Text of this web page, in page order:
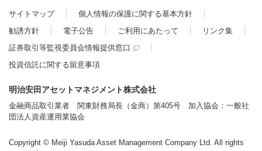
サイトマップ
個人情報の保護に関する基本方針
勧誘方針
電子公告 ご利用にあたって
リンク集
証券取引等監視委員会情報提供窓口
投資信託に関する留意事項
明治安田アセットマネジメント株式会社
金融商品取引業者 関東財務局長（金商）第405号 加入協会：一般社
団法人資産運用業協会
Copyright © Meiji Yasuda Asset Management Company Ltd. All rights